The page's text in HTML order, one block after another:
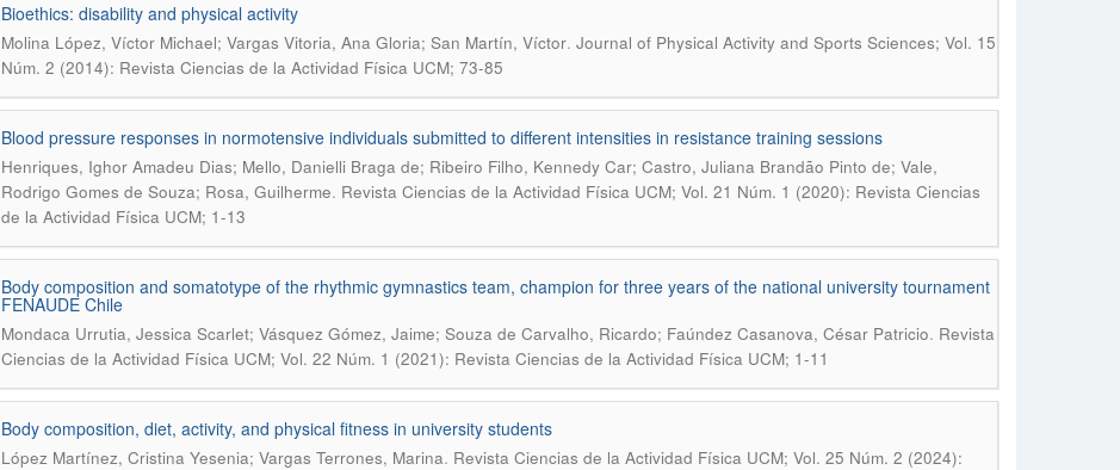
Bioethics: disability and physical activity
Molina López, Víctor Michael; Vargas Vitoria, Ana Gloria; San Martín, Víctor. Journal of Physical Activity and Sports Sciences; Vol. 15
Núm. 2 (2014): Revista Ciencias de la Actividad Física UCM; 73-85
Blood pressure responses in normotensive individuals submitted to different intensities in resistance training sessions
Henriques, Ighor Amadeu Dias; Mello, Danielli Braga de; Ribeiro Filho, Kennedy Car; Castro, Juliana Brandão Pinto de; Vale,
Rodrigo Gomes de Souza; Rosa, Guilherme. Revista Ciencias de la Actividad Física UCM; Vol. 21 Núm. 1 (2020): Revista Ciencias
de la Actividad Física UCM; 1-13
Body composition and somatotype of the rhythmic gymnastics team, champion for three years of the national university tournament
FENAUDE Chile
Mondaca Urrutia, Jessica Scarlet; Vásquez Gómez, Jaime; Souza de Carvalho, Ricardo; Faúndez Casanova, César Patricio. Revista
Ciencias de la Actividad Física UCM; Vol. 22 Núm. 1 (2021): Revista Ciencias de la Actividad Física UCM; 1-11
Body composition, diet, activity, and physical fitness in university students
López Martínez, Cristina Yesenia; Vargas Terrones, Marina. Revista Ciencias de la Actividad Física UCM; Vol. 25 Núm. 2 (2024):